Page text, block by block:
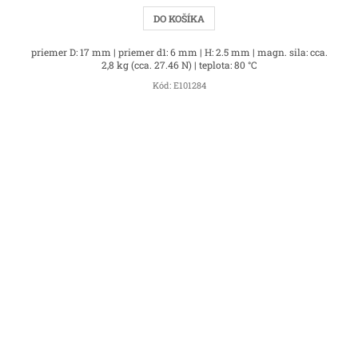
DO KOŠÍKA
priemer D: 17 mm | priemer d1: 6 mm | H: 2.5 mm | magn. sila: cca.
2,8 kg (cca. 27.46 N) | teplota: 80 °C
Kód: E101284